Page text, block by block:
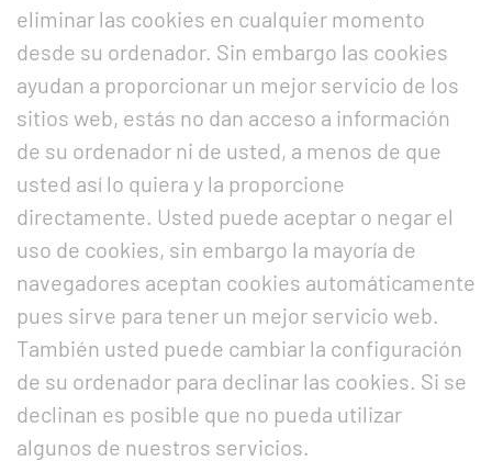
eliminar las cookies en cualquier momento
desde su ordenador. Sin embargo las cookies
ayudan a proporcionar un mejor servicio de los
sitios web, estás no dan acceso a información
de su ordenador ni de usted, a menos de que
usted así lo quiera y la proporcione
directamente. Usted puede aceptar o negar el
uso de cookies, sin embargo la mayoría de
navegadores aceptan cookies automáticamente
pues sirve para tener un mejor servicio web.
También usted puede cambiar la configuración
de su ordenador para declinar las cookies. Si se
declinan es posible que no pueda utilizar
algunos de nuestros servicios.